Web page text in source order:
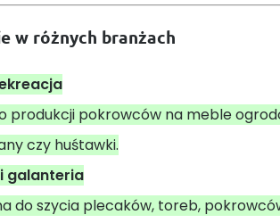
w różnych branżach
produkcji pokrowców na meble
czy huśtawki.
galanteria
do szycia plecaków, toreb,